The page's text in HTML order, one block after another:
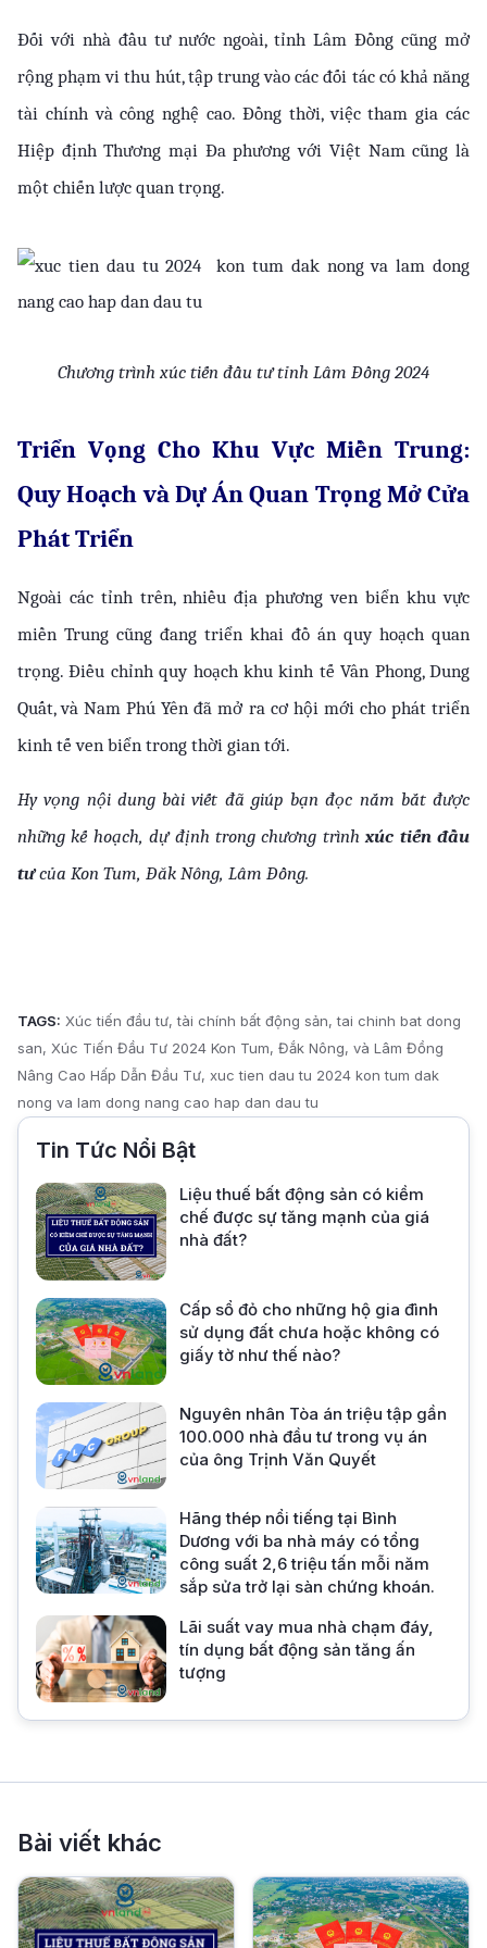
Đối với nhà đầu tư nước ngoài, tỉnh Lâm Đồng cũng mở
rộng phạm vi thu hút, tập trung vào các đối tác có khả năng
tài chính và công nghệ cao. Đồng thời, việc tham gia các
Hiệp định Thương mại Đa phương với Việt Nam cũng là
một chiến lược quan trọng.
Chương trình xúc tiến đầu tư tỉnh Lâm Đồng 2024
Triển Vọng Cho Khu Vực Miền Trung:
Quy Hoạch và Dự Án Quan Trọng Mở Cửa
Phát Triển
Ngoài các tỉnh trên, nhiều địa phương ven biển khu vực
miền Trung cũng đang triển khai đồ án quy hoạch quan
trọng. Điều chỉnh quy hoạch khu kinh tế Vân Phong, Dung
Quất, và Nam Phú Yên đã mở ra cơ hội mới cho phát triển
kinh tế ven biển trong thời gian tới.
Hy vọng nội dung bài viết đã giúp bạn đọc nắm bắt được
những kế hoạch, dự định trong chương trình xúc tiến đầu
tư của Kon Tum, Đăk Nông, Lâm Đồng.
TAGS: Xúc tiến đầu tư tài chính bất động sản tai chinh bat dong
san
Xúc Tiến Đầu Tư 2024 Kon Tum Đắk Nông và Lâm Đồng
Nâng Cao Hấp Dẫn Đầu Tư xuc tien dau tu 2024 kon tum dak
nong va lam dong nang cao hap dan dau tu
Tin Tức Nổi Bật
Liệu thuế bất động sản có kiềm
chế được sự tăng mạnh của giá
nhà đất?
Cấp sổ đỏ cho những hộ gia đình
sử dụng đất chưa hoặc không có
giấy tờ như thế nào?
Nguyên nhân Tòa án triệu tập gần
100.000 nhà đầu tư trong vụ án
của ông Trịnh Văn Quyết
Hãng thép nổi tiếng tại Bình
Dương với ba nhà máy có tổng
công suất 2,6 triệu tấn mỗi năm
sắp sửa trở lại sàn chứng khoán.
Lãi suất vay mua nhà chạm đáy,
tín dụng bất động sản tăng ấn
tượng
Bài viết khác